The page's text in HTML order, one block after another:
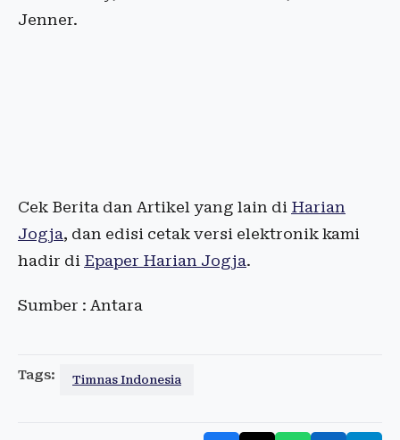
Jenner.
Cek Berita dan Artikel yang lain di Harian
Jogja, dan edisi cetak versi elektronik kami
hadir di Epaper Harian Jogja.
Sumber : Antara
Tags: Timnas Indonesia